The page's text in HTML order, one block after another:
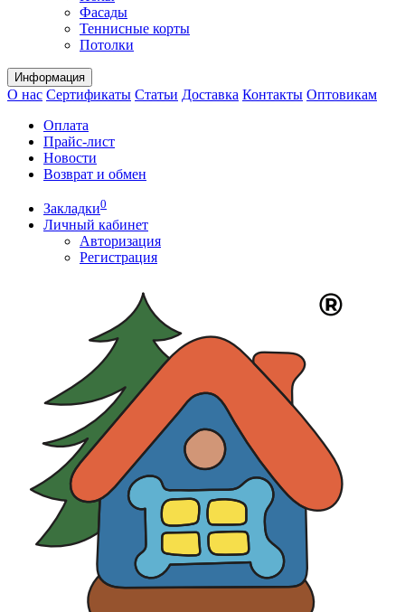
Фасады
Теннисные корты
Потолки
Информация
О нас Сертификаты Статьи Доставка Контакты Оптовикам
Оплата
Прайс-лист
Новости
Возврат и обмен
Закладки0
Личный кабинет
Авторизация
Регистрация